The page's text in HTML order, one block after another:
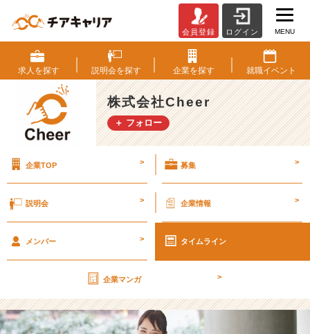
説
明
会
に
平
塚
登
ま
す！！
会
社
C
h
会員登録 ログイン MENU
求人を探す 説明会を探す 企業を探す 就職イベント
株式会社Cheer
＋ フォロー
企業TOP > 募集 >
説明会 > 企業情報 >
メンバー > タイムライン
企業マンガ >